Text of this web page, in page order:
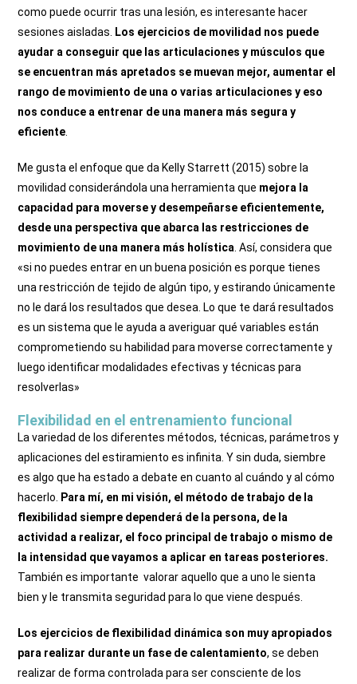
como puede ocurrir tras una lesión, es interesante hacer
sesiones aisladas. Los ejercicios de movilidad nos puede
ayudar a conseguir que las articulaciones y músculos que
se encuentran más apretados se muevan mejor, aumentar el
rango de movimiento de una o varias articulaciones y eso
nos conduce a entrenar de una manera más segura y
eficiente.
Me gusta el enfoque que da Kelly Starrett (2015) sobre la
movilidad considerándola una herramienta que mejora la
capacidad para moverse y desempeñarse eficientemente,
desde una perspectiva que abarca las restricciones de
movimiento de una manera más holística. Así, considera que
«si no puedes entrar en un buena posición es porque tienes
una restricción de tejido de algún tipo, y estirando únicamente
no le dará los resultados que desea. Lo que te dará resultados
es un sistema que le ayuda a averiguar qué variables están
comprometiendo su habilidad para moverse correctamente y
luego identificar modalidades efectivas y técnicas para
resolverlas»
Flexibilidad en el entrenamiento funcional
La variedad de los diferentes métodos, técnicas, parámetros y
aplicaciones del estiramiento es infinita. Y sin duda, siembre
es algo que ha estado a debate en cuanto al cuándo y al cómo
hacerlo. Para mí, en mi visión, el método de trabajo de la
flexibilidad siempre dependerá de la persona, de la
actividad a realizar, el foco principal de trabajo o mismo de
la intensidad que vayamos a aplicar en tareas posteriores.
También es importante valorar aquello que a uno le sienta
bien y le transmita seguridad para lo que viene después.
Los ejercicios de flexibilidad dinámica son muy apropiados
para realizar durante un fase de calentamiento, se deben
realizar de forma controlada para ser consciente de los